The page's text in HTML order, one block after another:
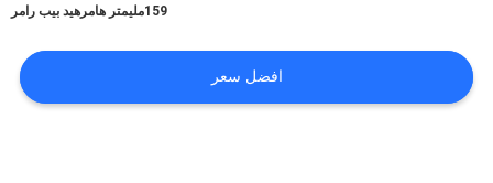
أخبار
159مليمتر هامرهيد بيب رامر
افضل سعر